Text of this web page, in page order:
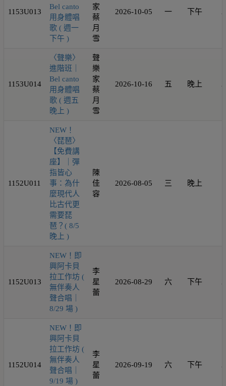
1153U013
Bel canto
用身體唱
歌 ( 週一
下午 )
家
蔡
月
雪
2026-10-05 一 下午
1153U014
〈聲樂〉
進階班｜
Bel canto
用身體唱
歌 ( 週五
晚上 )
聲
樂
家
蔡
月
雪
2026-10-16 五 晚上
1152U011
NEW！
〈琵琶〉
【免費講
座】｜彈
指皆心
事：為什
麼現代人
比古代更
需要琵
琶？( 8/5
晚上 )
陳
佳
容
2026-08-05 三 晚上
1152U013
NEW！即
興阿卡貝
拉工作坊 (
無伴奏人
聲合唱｜
8/29 場 )
李
星
蕾
2026-08-29 六 下午 2
1152U014
NEW！即
興阿卡貝
拉工作坊 (
無伴奏人
聲合唱｜
9/19 場 )
李
星
蕾
2026-09-19 六 下午 2